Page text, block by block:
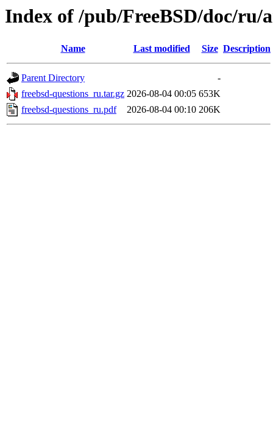
Index of /pub/FreeBSD/doc/ru/
Name Last modified Size Description
Parent Directory
-
freebsd-questions_ru.tar.gz 2026-08-04 00:05 653K
freebsd-questions_ru.pdf
2026-08-04 00:10 206K